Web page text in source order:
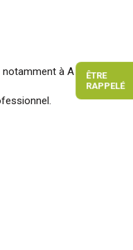
à Aix-
ÊTRE
RAPPELÉ